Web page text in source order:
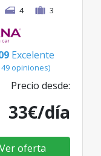
4 3
Excelente
opiniones)
Precio desde:
33€/día
Ver oferta